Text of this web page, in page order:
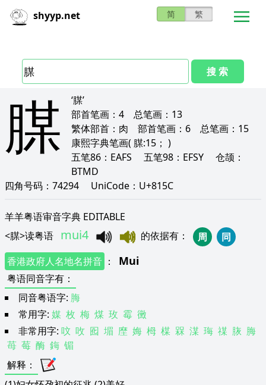
shyyp.net 简 繁
搜 索
腜
‘腜’
部首笔画： 4 总笔画： 13
繁体部首： 肉 部首笔画： 6 总笔画： 15
康熙字典笔画( 腜:15； )
五笔86： EAFS 五笔98： EFSY 仓颉：
BTMD
四角号码： 74294 UniCode： U+815C
羊羊粤语审音字典 EDITABLE
<腜>读粤语 mui4 的依据有 ： 周
同
香港政府人名地名拼音 ： Mui
粤语同音字有 ：
同音粤语字: 脢
常用字: 媒 枚 梅 煤 玫 霉 黴
非常用字: 呅 呚 囮 堳 塺 娒 栂 楳 槑 湈 珻 禖 脄 脢
苺 莓 酶 鋂 镅
解释 ：